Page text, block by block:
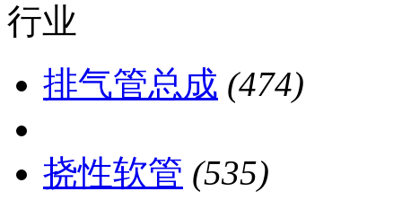
行业
排气管总成 (474)
挠性软管 (535)